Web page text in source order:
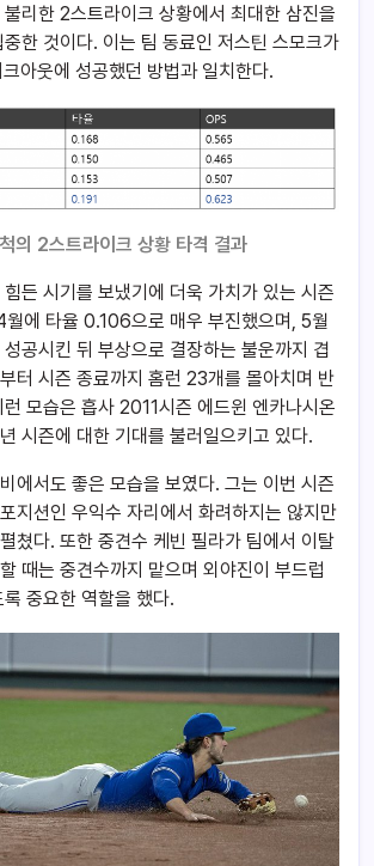
리한 2스트라이크 상황에서 최대한 삼진을
한 것이다. 이는 팀 동료인 저스틴 스모크가
아웃에 성공했던 방법과 일치한다.
의 2스트라이크 상황 타격 결과
든 시기를 보냈기에 더욱 가치가 있는 시즌
에 타율 0.106으로 매우 부진했으며, 5월
공시킨 뒤 부상으로 결장하는 불운까지 겹
터 시즌 종료까지 홈런 23개를 몰아치며 반
모습은 흡사 2011시즌 에드윈 엔카나시온
시즌에 대한 기대를 불러일으키고 있다.
에서도 좋은 모습을 보였다. 그는 이번 시즌
지션인 우익수 자리에서 화려하지는 않지만
쳤다. 또한 중견수 케빈 필라가 팀에서 이탈
때는 중견수까지 맡으며 외야진이 부드럽
중요한 역할을 했다.